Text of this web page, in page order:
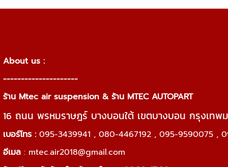
About us :
---------------------
ร้าน Mtec air suspension & ร้าน MTEC AUTOPART
16 ถนน พรหมราษฎร์ บางบอนใต้ เขตบางบอน กรุงเทพ
เบอร์โทร : 095-3439941 , 080-4467192 , 095-9590075 ,
อีเมล : mtec.air2018@gmail.com